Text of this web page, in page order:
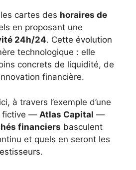
cartes des horaires de
en proposant une
24h/24. Cette évolution
technologique : elle
concrets de liquidité, de
financière.
à travers l’exemple d’une
fictive — Atlas Capital —
financiers basculent
et quels en seront les